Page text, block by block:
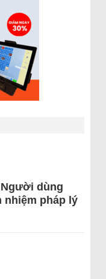
dùng
nhiệm pháp lý